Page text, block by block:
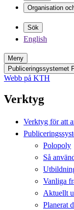
Organisation
Sök
English
Meny
Publiceringssystemet
Webb på KTH
Verktyg
Verktyg för att
Polopoly
Så
Vanliga
Aktuellt
Planerat